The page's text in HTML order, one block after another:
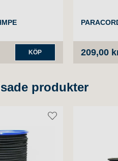
KÖP 209,00
produkter